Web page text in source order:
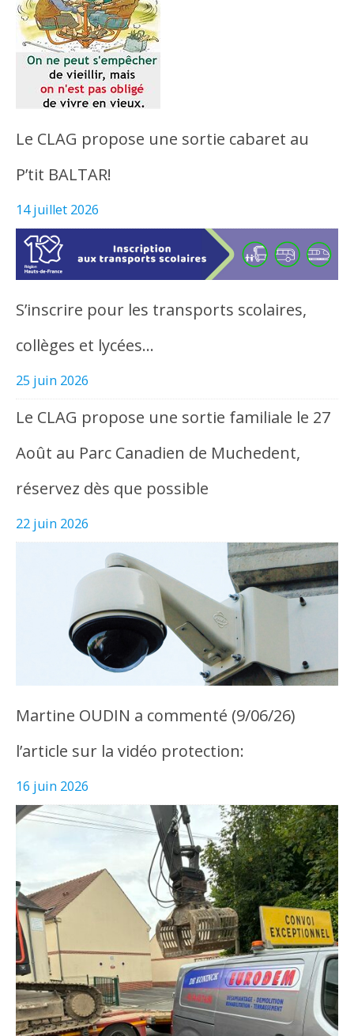
Le CLAG propose une sortie cabaret au
P’tit BALTAR!
14 juillet 2026
S’inscrire pour les transports scolaires,
collèges et lycées…
25 juin 2026
Le CLAG propose une sortie familiale le 27
Août au Parc Canadien de Muchedent,
réservez dès que possible
22 juin 2026
Martine OUDIN a commenté (9/06/26)
l’article sur la vidéo protection:
16 juin 2026